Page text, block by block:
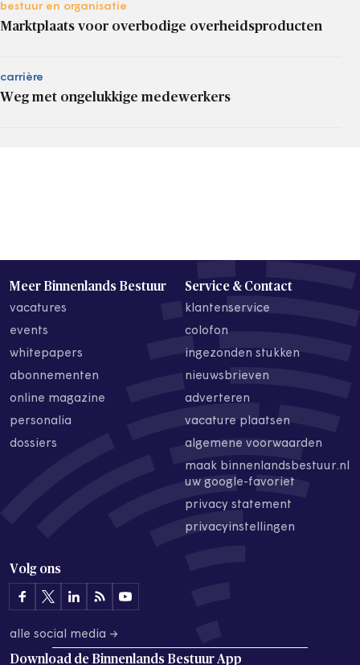
bestuur en organisatie
Marktplaats voor overbodige overheidsproducten
carrière
Weg met ongelukkige medewerkers
Meer Binnenlands Bestuur
vacatures
events
whitepapers
abonnementen
online magazine
personalia
dossiers
Service & Contact
klantenservice
colofon
ingezonden stukken
nieuwsbrieven
adverteren
vacature plaatsen
algemene voorwaarden
maak binnenlandsbestuur.nl
uw google-favoriet
privacy statement
privacyinstellingen
Volg ons
alle social media →
Download de Binnenlands Bestuur App